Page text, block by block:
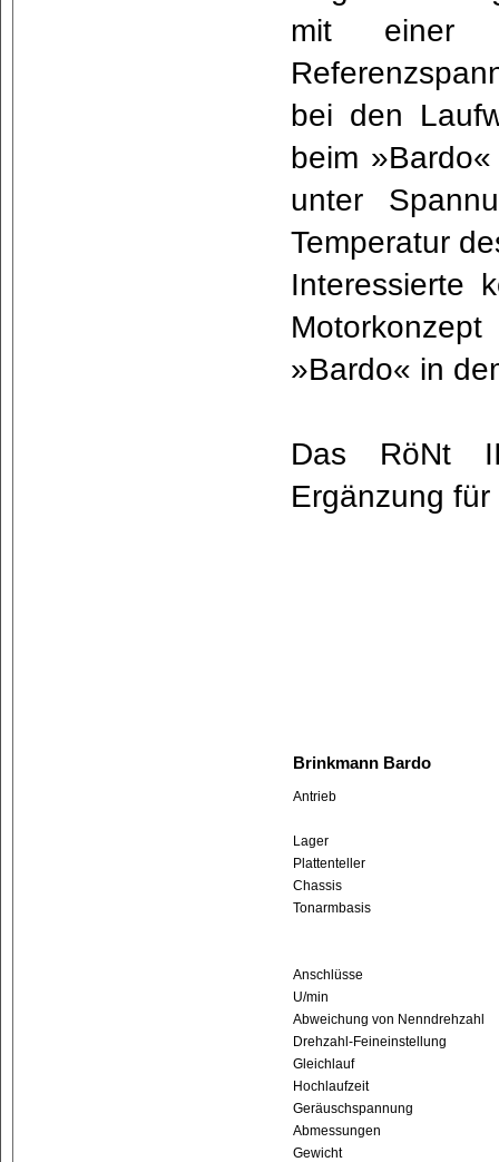
mit einer
bei den
beim
unter
Temperatur
Interessierte
»Bardo« in
Das RöNt
Ergänzung
Brinkmann Bardo
Antrieb
Lager
Plattenteller
Chassis
Tonarmbasis
Anschlüsse
U/min
Abweichung von Nenndrehzahl
Drehzahl-Feineinstellung
Gleichlauf
Hochlaufzeit
Geräuschspannung
Abmessungen
Gewicht